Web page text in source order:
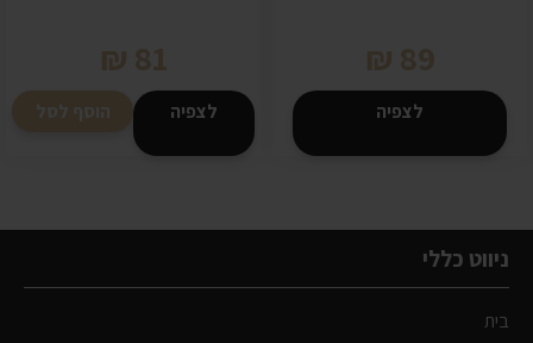
89
₪
לצפיה
81
₪
לצפיה הוסף לסל
ניווט כללי
בית